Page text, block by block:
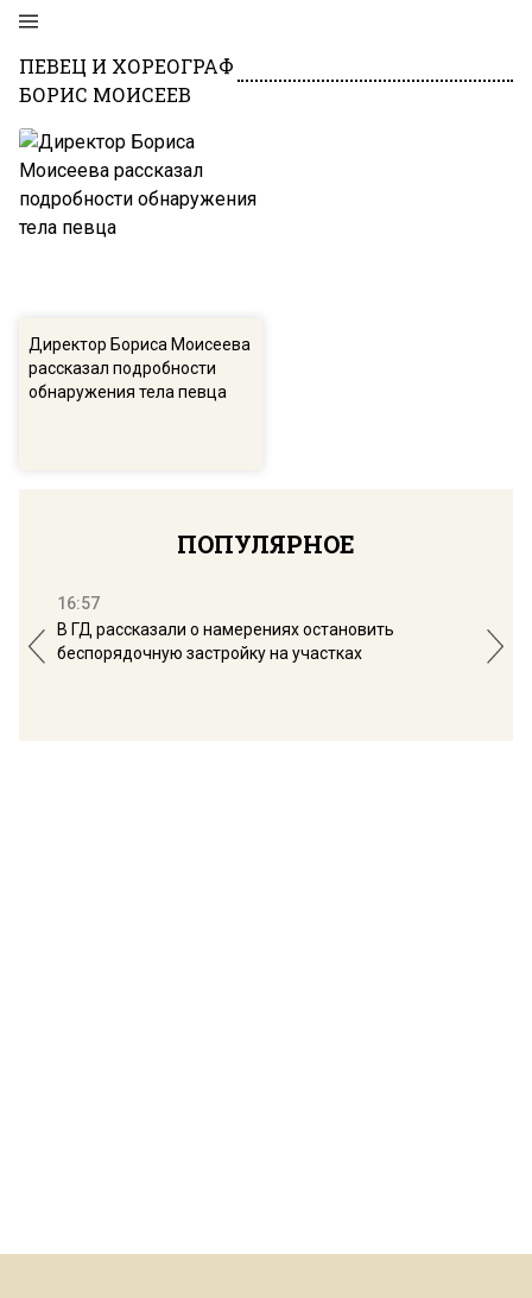
ПЕВЕЦ И ХОРЕОГРАФ
БОРИС МОИСЕЕВ
Директор Бориса Моисеева
рассказал подробности
обнаружения тела певца
ПОПУЛЯРНОЕ
16:57
В ГД рассказали о намерениях остановить
беспорядочную застройку на участках